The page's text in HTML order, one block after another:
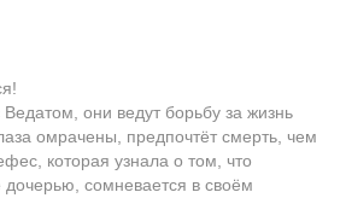
Ведатом, они ведут борьбу за жизнь
омрачены, предпочтёт смерть, чем
которая узнала о том, что
сомневается в своём